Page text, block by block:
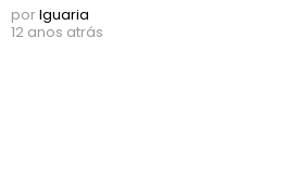
porIguaria
12 anos atrás